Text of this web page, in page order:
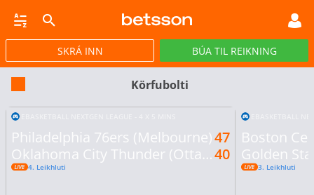
GULLPOTTAR PÓKER TILBOÐ VIRTUAL
SKRÁ INN BÚA TIL REIKNING
Körfubolti
Philadelphia 76ers (Melbourne)
Oklahoma City Thunder (Ottawa)
47
40
4. Leikhluti
Boston
Golden
3. Leikhluti